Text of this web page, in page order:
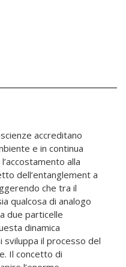
accreditano
e in continua
alla
dell’entanglement a
che tra il
qualcosa di analogo
due particelle
dinamica
il processo del
Il concetto di